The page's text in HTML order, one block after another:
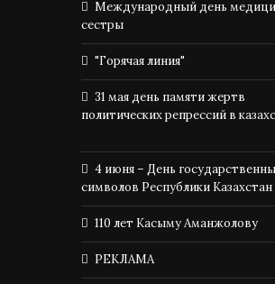
Международный день
сестры
"Горячая линия"
31 мая день памяти жертв
политических репрессий в
4 июня – День
символов Республики Казахстан
110 лет Касыму Аманжолову
РЕКЛАМА